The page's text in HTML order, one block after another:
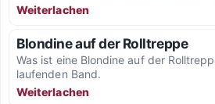
Weiterlachen
Blondine auf der Rolltreppe
Was ist eine Blondine auf der
laufenden Band.
Weiterlachen